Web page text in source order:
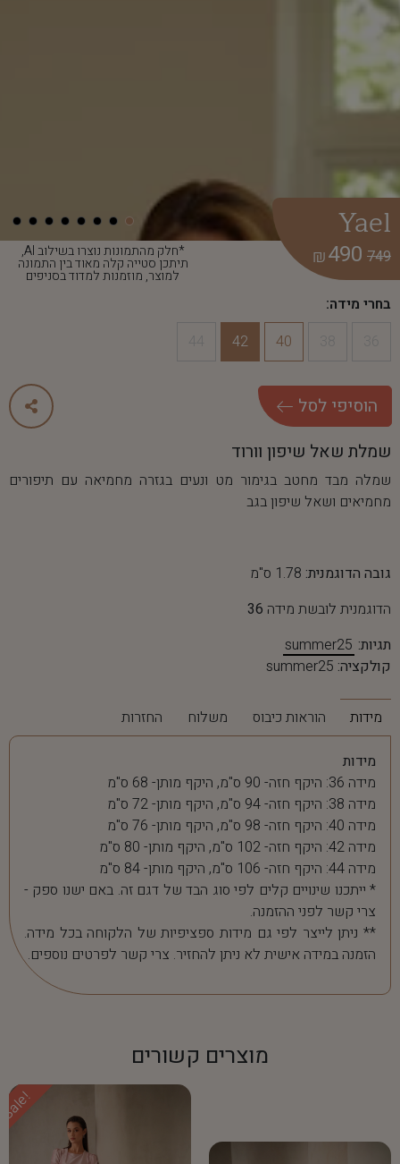
*חלק מהתמונות נוצרו בשילוב AI,
תיתכן סטייה קלה מאוד בין התמונה
למוצר, מוזמנות למדוד בסניפים
Yael
749
490
₪
בחרי מידה:
40
42
הוסיפי לסל
שמלת שאל שיפון וורוד
שמלה מבד מחטב בגימור מט ונעים בגזרה מחמיאה עם תיפורים
מחמיאים ושאל שיפון בגב
גובה הדוגמנית: 1.78 ס"מ
הדוגמנית לובשת מידה 36
תגיות: summer25
קולקציה: summer25
מידות הוראות כיבוס משלוח החזרות
מידות
מידה 36: היקף חזה- 90 ס"מ, היקף מותן- 68 ס"מ
מידה 38: היקף חזה- 94 ס"מ, היקף מותן- 72 ס"מ
מידה 40: היקף חזה- 98 ס"מ, היקף מותן- 76 ס"מ
מידה 42: היקף חזה- 102 ס"מ, היקף מותן- 80 ס"מ
מידה 44: היקף חזה- 106 ס"מ, היקף מותן- 84 ס"מ
* ייתכנו שינויים קלים לפי סוג הבד של דגם זה. באם ישנו ספק -
צרי קשר לפני ההזמנה.
** ניתן לייצר לפי גם מידות ספציפיות של הלקוחה בכל מידה.
הזמנה במידה אישית לא ניתן להחזיר. צרי קשר לפרטים נוספים.
מוצרים קשורים